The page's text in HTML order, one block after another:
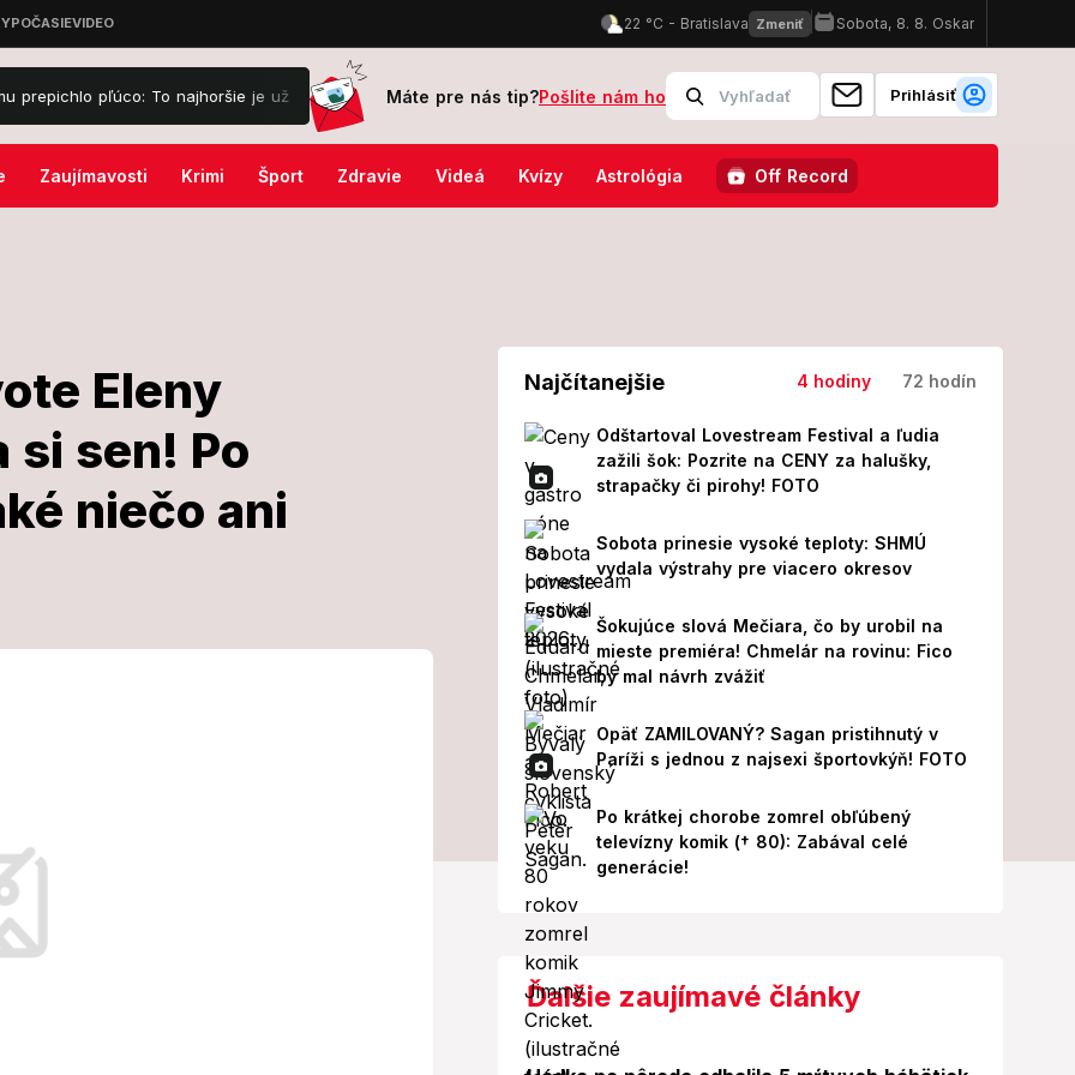
To najhoršie je už za mnou, ale... Odvolávací súd prekazil Trumpovy veľké plány: Prezident to nenechal len tak Brutálny útok
Máte pre nás tip?Pošlite nám ho Prihlásiť
Zaujímavosti Krimi Šport Zdravie Videá Kvízy Astrológia Off Record
Eleny
si sen! Po
niečo ani
živote Eleny
si sen!
v také
Najčítanejšie 4 hodiny 72 hodín
Odštartoval Lovestream Festival a ľudia
zažili šok: Pozrite na CENY za halušky,
strapačky či pirohy! FOTO
Sobota prinesie vysoké teploty: SHMÚ
vydala výstrahy pre viacero okresov
Šokujúce slová Mečiara, čo by urobil na
mieste premiéra! Chmelár na rovinu: Fico
by mal návrh zvážiť
Opäť ZAMILOVANÝ? Sagan pristihnutý v
Paríži s jednou z najsexi športovkýň! FOTO
Po krátkej chorobe zomrel obľúbený
televízny komik († 80): Zabával celé
generácie!
Ďalšie zaujímavé články